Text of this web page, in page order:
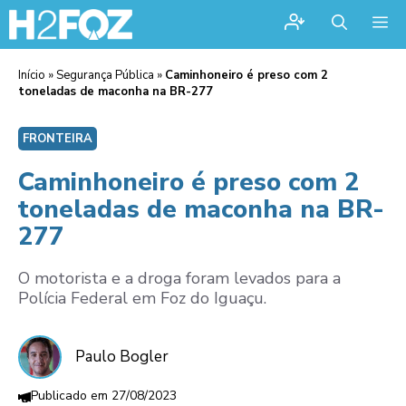
Início »Segurança Pública » Caminhoneiro é preso com 2
toneladas de maconha na BR-277
FRONTEIRA
Caminhoneiro é preso com 2
toneladas de maconha na BR-
277
O motorista e a droga foram levados para a
Polícia Federal em Foz do Iguaçu.
Paulo Bogler
27/08/2023